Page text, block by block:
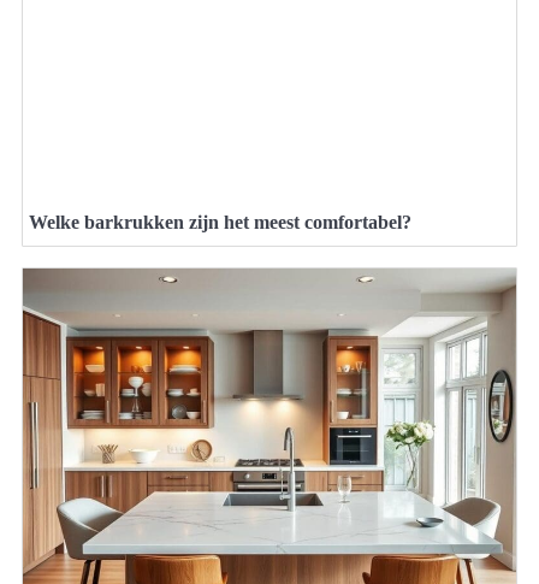
Welke barkrukken zijn het meest comfortabel?